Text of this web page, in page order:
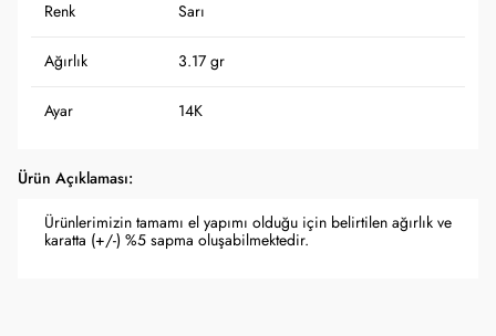
Renk Sarı
Ağırlık 3.17 gr
Ayar 14K
Ürün Açıklaması:
Ürünlerimizin tamamı el yapımı olduğu için belirtilen ağırlık ve
karatta (+/-) %5 sapma oluşabilmektedir.